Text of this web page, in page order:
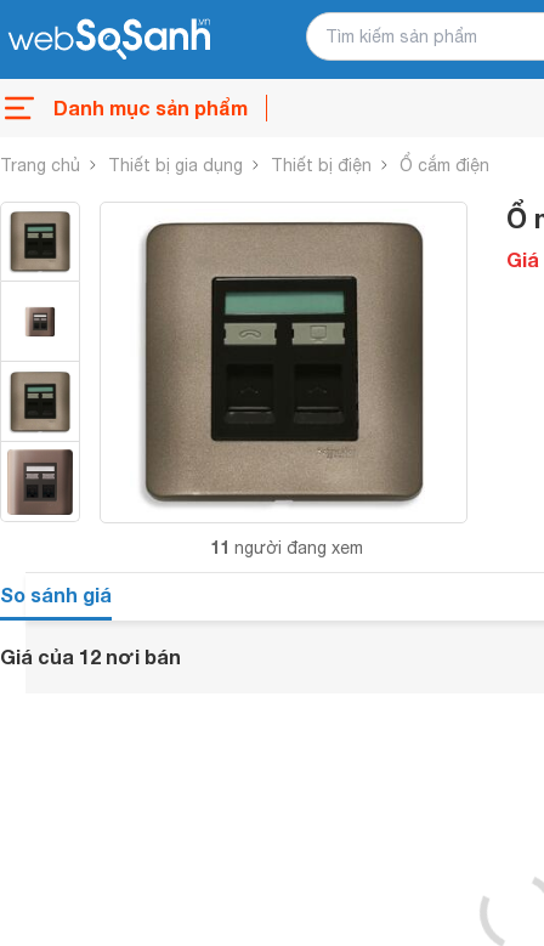
Danh mục sản phẩm
Trang chủ Thiết bị gia dụng Thiết bị điện Ổ cắm điện
11 người đang xem
Ổ
So sánh giá
Giá của 12 nơi bán